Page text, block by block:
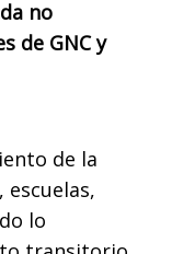
no
de GNC y
de la
lo